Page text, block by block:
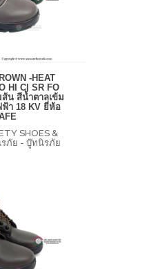
-HEAT
HI CI SR FO
ส้น สีน้ำตาลเข้ม
า 18 KV ยี่ห้อ
SHOES &
รภัย - บู๊ทนิรภัย